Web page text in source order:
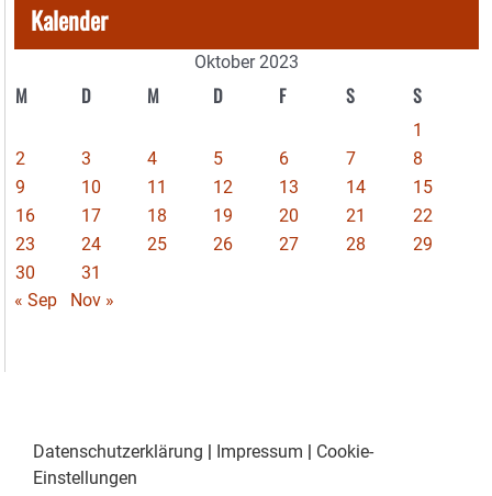
Kalender
Oktober 2023
M D M D F S S
1
2
3 4 5 6 7
8
9
10 11 12 13 14
15
16
17 18 19 20 21
22
23
24 25 26 27 28
29
30
31
« Sep
Nov »
Datenschutzerklärung | Impressum | Cookie-
Einstellungen